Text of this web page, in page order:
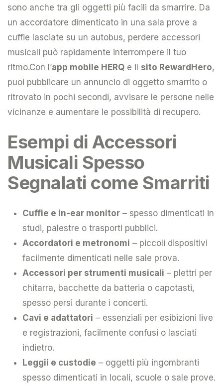
sono anche tra gli oggetti più facili da smarrire. Da
un accordatore dimenticato in una sala prove a
cuffie lasciate su un autobus, perdere accessori
musicali può rapidamente interrompere il tuo
ritmo.Con l’app mobile HERQ e il sito RewardHero,
puoi pubblicare un annuncio di oggetto smarrito o
ritrovato in pochi secondi, avvisare le persone nelle
vicinanze e aumentare le possibilità di recupero.
Esempi di Accessori
Musicali Spesso
Segnalati come Smarriti
Cuffie e in-ear monitor – spesso dimenticati in
studi, palestre o trasporti pubblici.
Accordatori e metronomi – piccoli dispositivi
facilmente dimenticati nelle sale prova.
Accessori per strumenti musicali – plettri per
chitarra, bacchette da batteria o capotasti,
spesso persi durante i concerti.
Cavi e adattatori – essenziali per esibizioni live
e registrazioni, facilmente confusi o lasciati
indietro.
Leggii e custodie – oggetti più ingombranti
spesso dimenticati in locali, scuole o sale prove.